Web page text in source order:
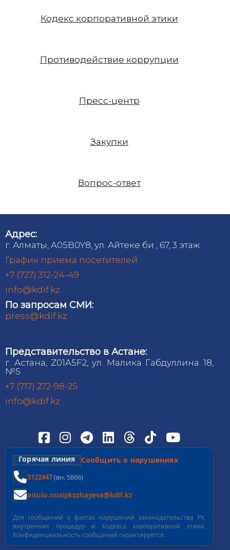
Кодекс корпоративной этики
Противодействие коррупции
Пресс-центр
Закупки
Вопрос-ответ
Адрес:
г. Алматы, A05B0Y8, ул. Айтеке би , 67, 3 этаж
График приема посетителей
+7 (727) 312-24-49
info@kdif.kz
По запросам СМИ:
press@kdif.kz
Представительство в Астане:
г. Астана, Z01A5F2, ул. Малика Габдуллина 18,
№5
+7 (717) 272-98-25
info@kdif.kz
Горячая линия Сообщить о нарушениях
3122447(вн. 5866)
aisulu.nusipkozhayeva@kdif.kz
Для сообщений о фактах нарушений законодательства РК,
внутренних процедур и Кодекса корпоративной этики.
Конфиденциальность сообщений гарантируется.